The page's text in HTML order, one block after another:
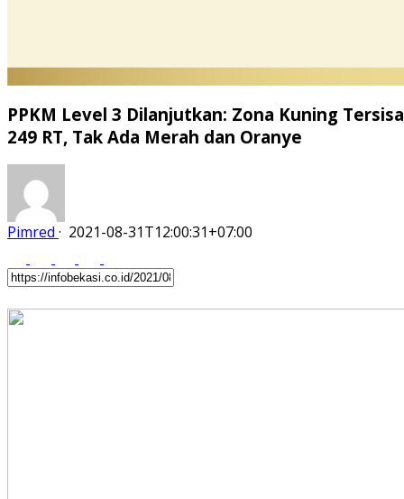
PPKM Level 3 Dilanjutkan: Zona Kuning Tersisa
249 RT, Tak Ada Merah dan Oranye
Pimred · 2021-08-31T12:00:31+07:00